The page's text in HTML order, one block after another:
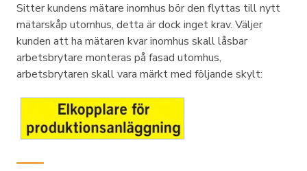
Sitter kundens mätare inomhus bör den flyttas till nytt
mätarskåp utomhus, detta är dock inget krav. Väljer
kunden att ha mätaren kvar inomhus skall låsbar
arbetsbrytare monteras på fasad utomhus,
arbetsbrytaren skall vara märkt med följande skylt: